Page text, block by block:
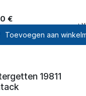
Toevoegen aan
€
Toevoegen aan
19811